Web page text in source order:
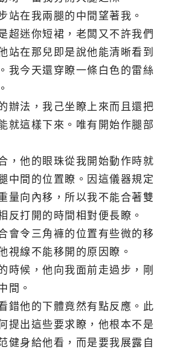
站在我兩腿的中間望著我。
超迷你短裙，老闆又不許我們
站在那兒即是說他能清晰看到
我今天還穿瞭一條白色的雷絲
辦法，我己坐瞭上來而且還把
就這樣下來。唯有開始作腿部
，他的眼珠從我開始動作時就
中間的位置瞭。因這儀器規定
量向內移，所以我不能合著雙
反打開的時間相對便長瞭。
會令三角褲的位置有些微的移
視線不能移開的原因瞭。
時候，他向我面前走過步，剛
間。
錯他的下體竟然有點反應。此
提出這些要求瞭，他根本不是
健身給他看，而是要我展露自